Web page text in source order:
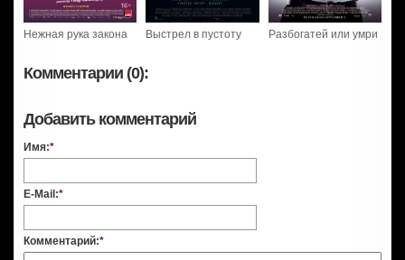
Нежная рука закона Выстрел в пустоту Разбогатей или умри
Комментарии (0):
Добавить комментарий
Имя:*
E-Mail:*
Комментарий:*